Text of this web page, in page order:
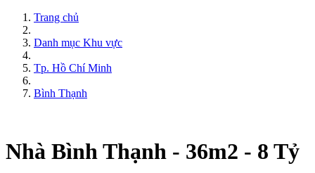
Trang chủ
Danh mục Khu vực
Tp. Hồ Chí Minh
Bình Thạnh
Nhà Bình Thạnh - 36m2 - 8 Tỷ